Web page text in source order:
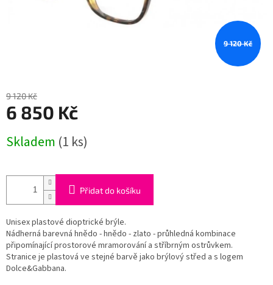
9 120 Kč
9 120 Kč
6 850 Kč
cena:
Skladem (1 ks)
Přidat do košíku
Unisex plastové dioptrické brýle.
Nádherná barevná hnědo - hnědo - zlato - průhledná kombinace
připomínající prostorové mramorování a stříbrným ostrůvkem.
Stranice je plastová ve stejné barvě jako brýlový střed a s logem
Dolce&Gabbana.